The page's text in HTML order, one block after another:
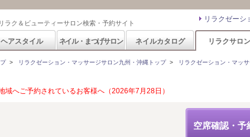
ラク＆ビューティーサロン検索・予約サイト リラクゼーシ
ヘアスタイル ネイル・まつげサロン ネイルカタログ リラクサロン
> リラクゼーション・マッサージサロン九州・沖縄トップ> リラクゼーション・マッ
域へご予約されているお客様へ（2026年7月28日）
空席確認・予